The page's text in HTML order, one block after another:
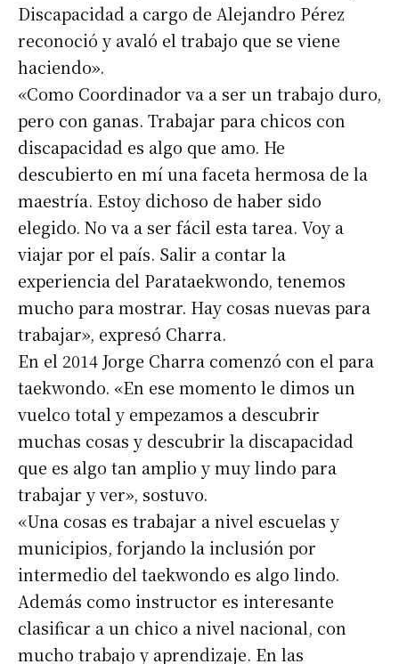
Suscribirme gratis
Discapacidad a cargo de Alejandro Pérez
reconoció y avaló el trabajo que se viene
haciendo».
«Como Coordinador va a ser un trabajo duro,
pero con ganas. Trabajar para chicos con
discapacidad es algo que amo. He
descubierto en mí una faceta hermosa de la
maestría. Estoy dichoso de haber sido
elegido. No va a ser fácil esta tarea. Voy a
viajar por el país. Salir a contar la
experiencia del Parataekwondo, tenemos
mucho para mostrar. Hay cosas nuevas para
trabajar», expresó Charra.
En el 2014 Jorge Charra comenzó con el para
taekwondo. «En ese momento le dimos un
vuelco total y empezamos a descubrir
muchas cosas y descubrir la discapacidad
que es algo tan amplio y muy lindo para
trabajar y ver», sostuvo.
«Una cosas es trabajar a nivel escuelas y
municipios, forjando la inclusión por
intermedio del taekwondo es algo lindo.
Además como instructor es interesante
clasificar a un chico a nivel nacional, con
mucho trabajo y aprendizaje. En las